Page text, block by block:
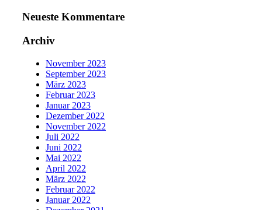
Neueste Kommentare
Archiv
November 2023
September 2023
März 2023
Februar 2023
Januar 2023
Dezember 2022
November 2022
Juli 2022
Juni 2022
Mai 2022
April 2022
März 2022
Februar 2022
Januar 2022